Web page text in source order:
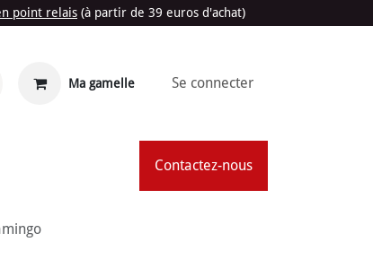
point relais (à partir de 39 euros d'achat)
Ma gamelle Se connecter
Contactez-nous